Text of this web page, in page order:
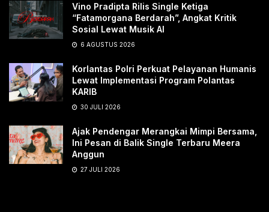
Vino Pradipta Rilis Single Ketiga
“Fatamorgana Berdarah”, Angkat Kritik
Sosial Lewat Musik AI
6 AGUSTUS 2026
Korlantas Polri Perkuat Pelayanan Humanis
Lewat Implementasi Program Polantas
KARIB
30 JULI 2026
Ajak Pendengar Merangkai Mimpi Bersama,
Ini Pesan di Balik Single Terbaru Meera
Anggun
27 JULI 2026